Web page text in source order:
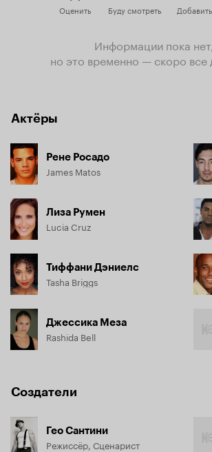
Оценить Буду смотреть Добавить
Информации пока нет,
но это временно — скоро все
Актёры
Рене Росадо
James Matos
Лиза Румен
Lucia Cruz
Тиффани Дэниелс
Tasha Briggs
Джессика Меза
Rashida Bell
Создатели
Гео Сантини
Режиссёр, Сценарист